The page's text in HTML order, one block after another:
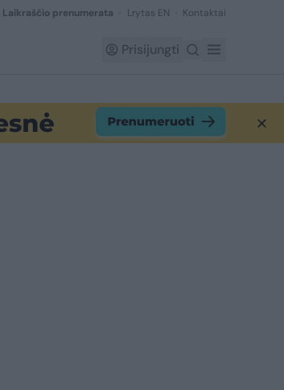
Laikraščio prenumerata Lrytas EN Kontaktai
Prisijungti